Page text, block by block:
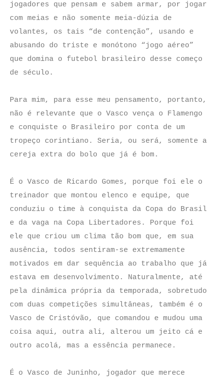
jogadores que pensam e sabem armar, por jogar
com meias e não somente meia-dúzia de
volantes, os tais “de contenção”, usando e
abusando do triste e monótono “jogo aéreo”
que domina o futebol brasileiro desse começo
de século.
Para mim, para esse meu pensamento, portanto,
não é relevante que o Vasco vença o Flamengo
e conquiste o Brasileiro por conta de um
tropeço corintiano. Seria, ou será, somente a
cereja extra do bolo que já é bom.
É o Vasco de Ricardo Gomes, porque foi ele o
treinador que montou elenco e equipe, que
conduziu o time à conquista da Copa do Brasil
e da vaga na Copa Libertadores.
Porque foi
ele que criou um clima tão bom que, em sua
ausência, todos sentiram-se extremamente
motivados em dar sequência ao trabalho que já
estava em desenvolvimento. Naturalmente, até
pela dinâmica própria da temporada, sobretudo
com duas competições simultâneas, também é o
Vasco de Cristóvão, que comandou e mudou uma
coisa aqui, outra ali, alterou um jeito cá e
outro acolá, mas a essência permanece.
É o Vasco de Juninho, jogador que merece